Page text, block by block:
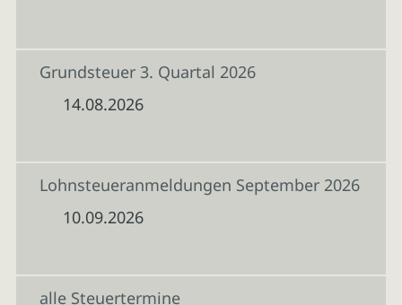
Grundsteuer 3. Quartal 2026
14.08.2026
Lohnsteueranmeldungen September 2026
10.09.2026
alle Steuertermine